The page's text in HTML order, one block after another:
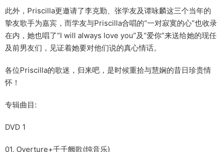
此外，Priscilla更邀请了李克勤、张学友及谭咏麟这三个当年的
挚友歌手为嘉宾，而学友与Priscilla合唱的“一对寂寞的心”也收录
在内，她也唱了“I will always love you”及“爱你”来送给她的现任
及前男友们，见证着她要对他们说的真心情话。
各位Priscilla的歌迷，归来吧，是时候重拾与慧娴的昔日珍贵情
怀！
专辑曲目:
DVD 1
01. Overture+千千阙歌(纯音乐)